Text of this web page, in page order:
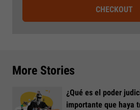
CHECKOUT
More Stories
¿Qué es el poder
importante que haya